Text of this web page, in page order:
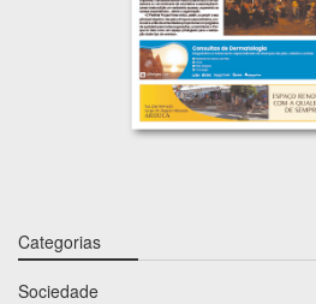
Categorias
Sociedade